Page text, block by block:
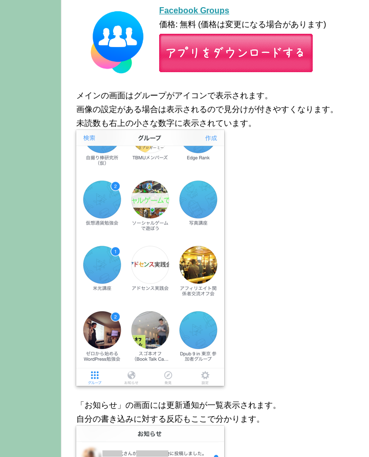
Facebook Groups
価格: 無料 (価格は変更になる場合があります)
メインの画面はグループがアイコンで表示されます。
画像の設定がある場合は表示されるので見分けが付きやすくなります。
未読数も右上の小さな数字に表示されています。
「お知らせ」の画面には更新通知が一覧表示されます。
自分の書き込みに対する反応もここで分かります。